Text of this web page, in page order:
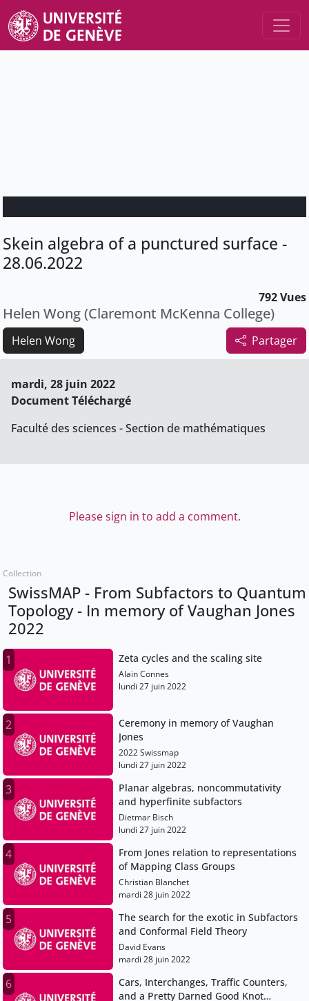
Skein algebra of a punctured surface -
28.06.2022
792 Vues
Helen Wong (Claremont McKenna College)
Partager
Helen Wong
mardi, 28 juin 2022
Document Téléchargé
Faculté des sciences - Section de mathématiques
Please sign in to add a comment.
Collection
SwissMAP - From Subfactors to Quantum
Topology - In memory of Vaughan Jones
2022
1 Zeta cycles and the scaling site
Alain Connes
lundi 27 juin 2022
2
Ceremony in memory of Vaughan
Jones
2022 Swissmap
lundi 27 juin 2022
3
Planar algebras, noncommutativity
and hyperfinite subfactors
Dietmar Bisch
lundi 27 juin 2022
4
From Jones relation to representations
of Mapping Class Groups
Christian Blanchet
mardi 28 juin 2022
5
The search for the exotic in Subfactors
and Conformal Field Theory
David Evans
mardi 28 juin 2022
6
Cars, Interchanges, Traffic Counters,
and a Pretty Darned Good Knot